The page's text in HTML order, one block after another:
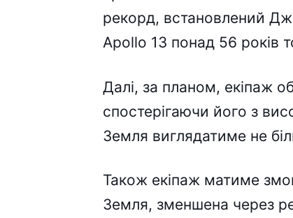
рекорд, встановлений
Apollo 13 понад 56 років
Далі, за планом, екіпаж
спостерігаючи його з
Земля виглядатиме не
Також екіпаж матиме
Земля, зменшена через